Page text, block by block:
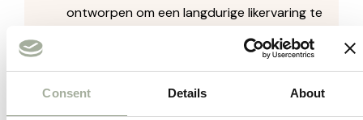
Consent Details About
ontworpen om een langdurige likervaring te
bieden, waardoor je huisdier urenlang
Veelzijdig Gebruik:Geschikt voor zowel